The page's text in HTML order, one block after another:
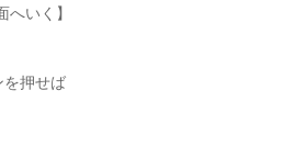
いく】
を押せば